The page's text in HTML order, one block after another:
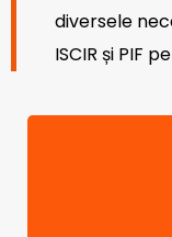
diversele
ISCIR și PIF